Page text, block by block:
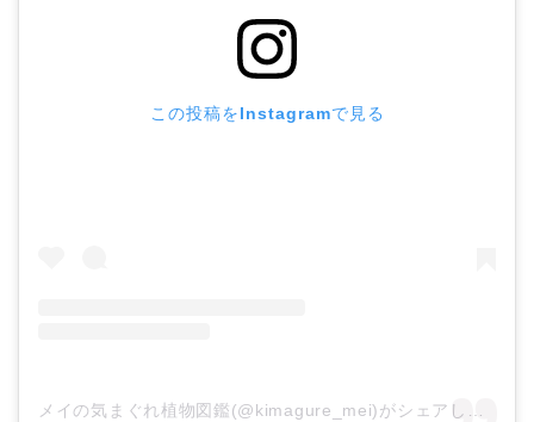
この投稿をInstagramで見る
メイの気まぐれ植物図鑑(@kimagure_mei)がシェアした投稿